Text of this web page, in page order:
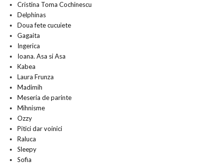
Cristina Toma Cochinescu
Delphinas
Doua fete cucuiete
Gagaita
Ingerica
Ioana. Asa si Asa
Kabea
Laura Frunza
Madimih
Meseria de parinte
Mihnisme
Ozzy
Pitici dar voinici
Raluca
Sleepy
Sofia